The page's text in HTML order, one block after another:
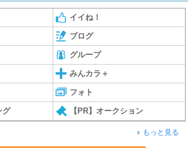
イイね！
ブログ
グループ
みんカラ＋
フォト
グ 【PR】オークション
もっと見る